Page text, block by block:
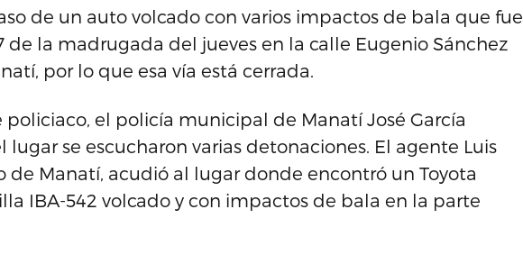
de un auto volcado con varios impactos de bala que fue
de la madrugada del jueves en la calle Eugenio Sánchez
por lo que esa vía está cerrada.
el policía municipal de Manatí José García
lugar se escucharon varias detonaciones. El agente Luis
de Manatí, acudió al lugar donde encontró un Toyota
IBA-542 volcado y con impactos de bala en la parte